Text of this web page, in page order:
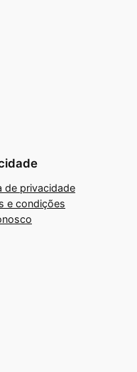
de privacidade
e condições